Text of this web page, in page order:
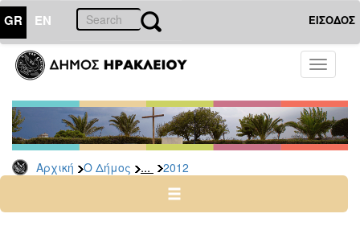
GR EN ΕΙΣΟΔΟΣ
Toggle
Αρχική Ο Δήμος ... 2012
ΔΗΜΟΣ
Δελτία
Τύπου
Αρχείο
2026
2024